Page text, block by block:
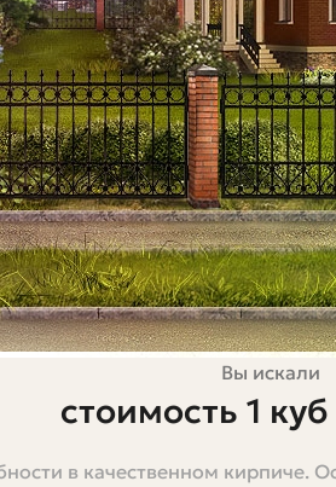
Вы искали
стоимость 1
На деле все сложнее. Под
в качественном кирпиче.